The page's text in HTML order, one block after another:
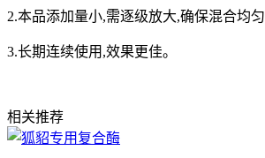
2.本品添加量小,需逐级放大,确保混合均匀
3.长期连续使用 ,效果更佳。
相关推荐